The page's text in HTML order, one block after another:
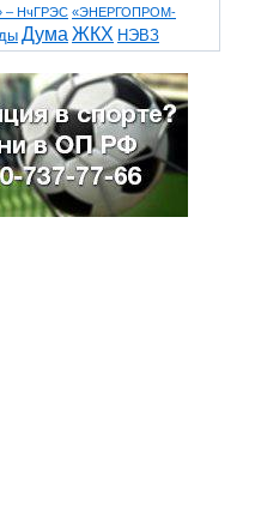
– НчГРЭС «ЭНЕРГОПРОМ-
Дума ЖКХ НЭВЗ
ТНТ
ветераны выборы
коррупция космос
парк пожар роща
художники